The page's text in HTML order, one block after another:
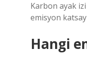
Karbon ayak
emisyon
Hangi